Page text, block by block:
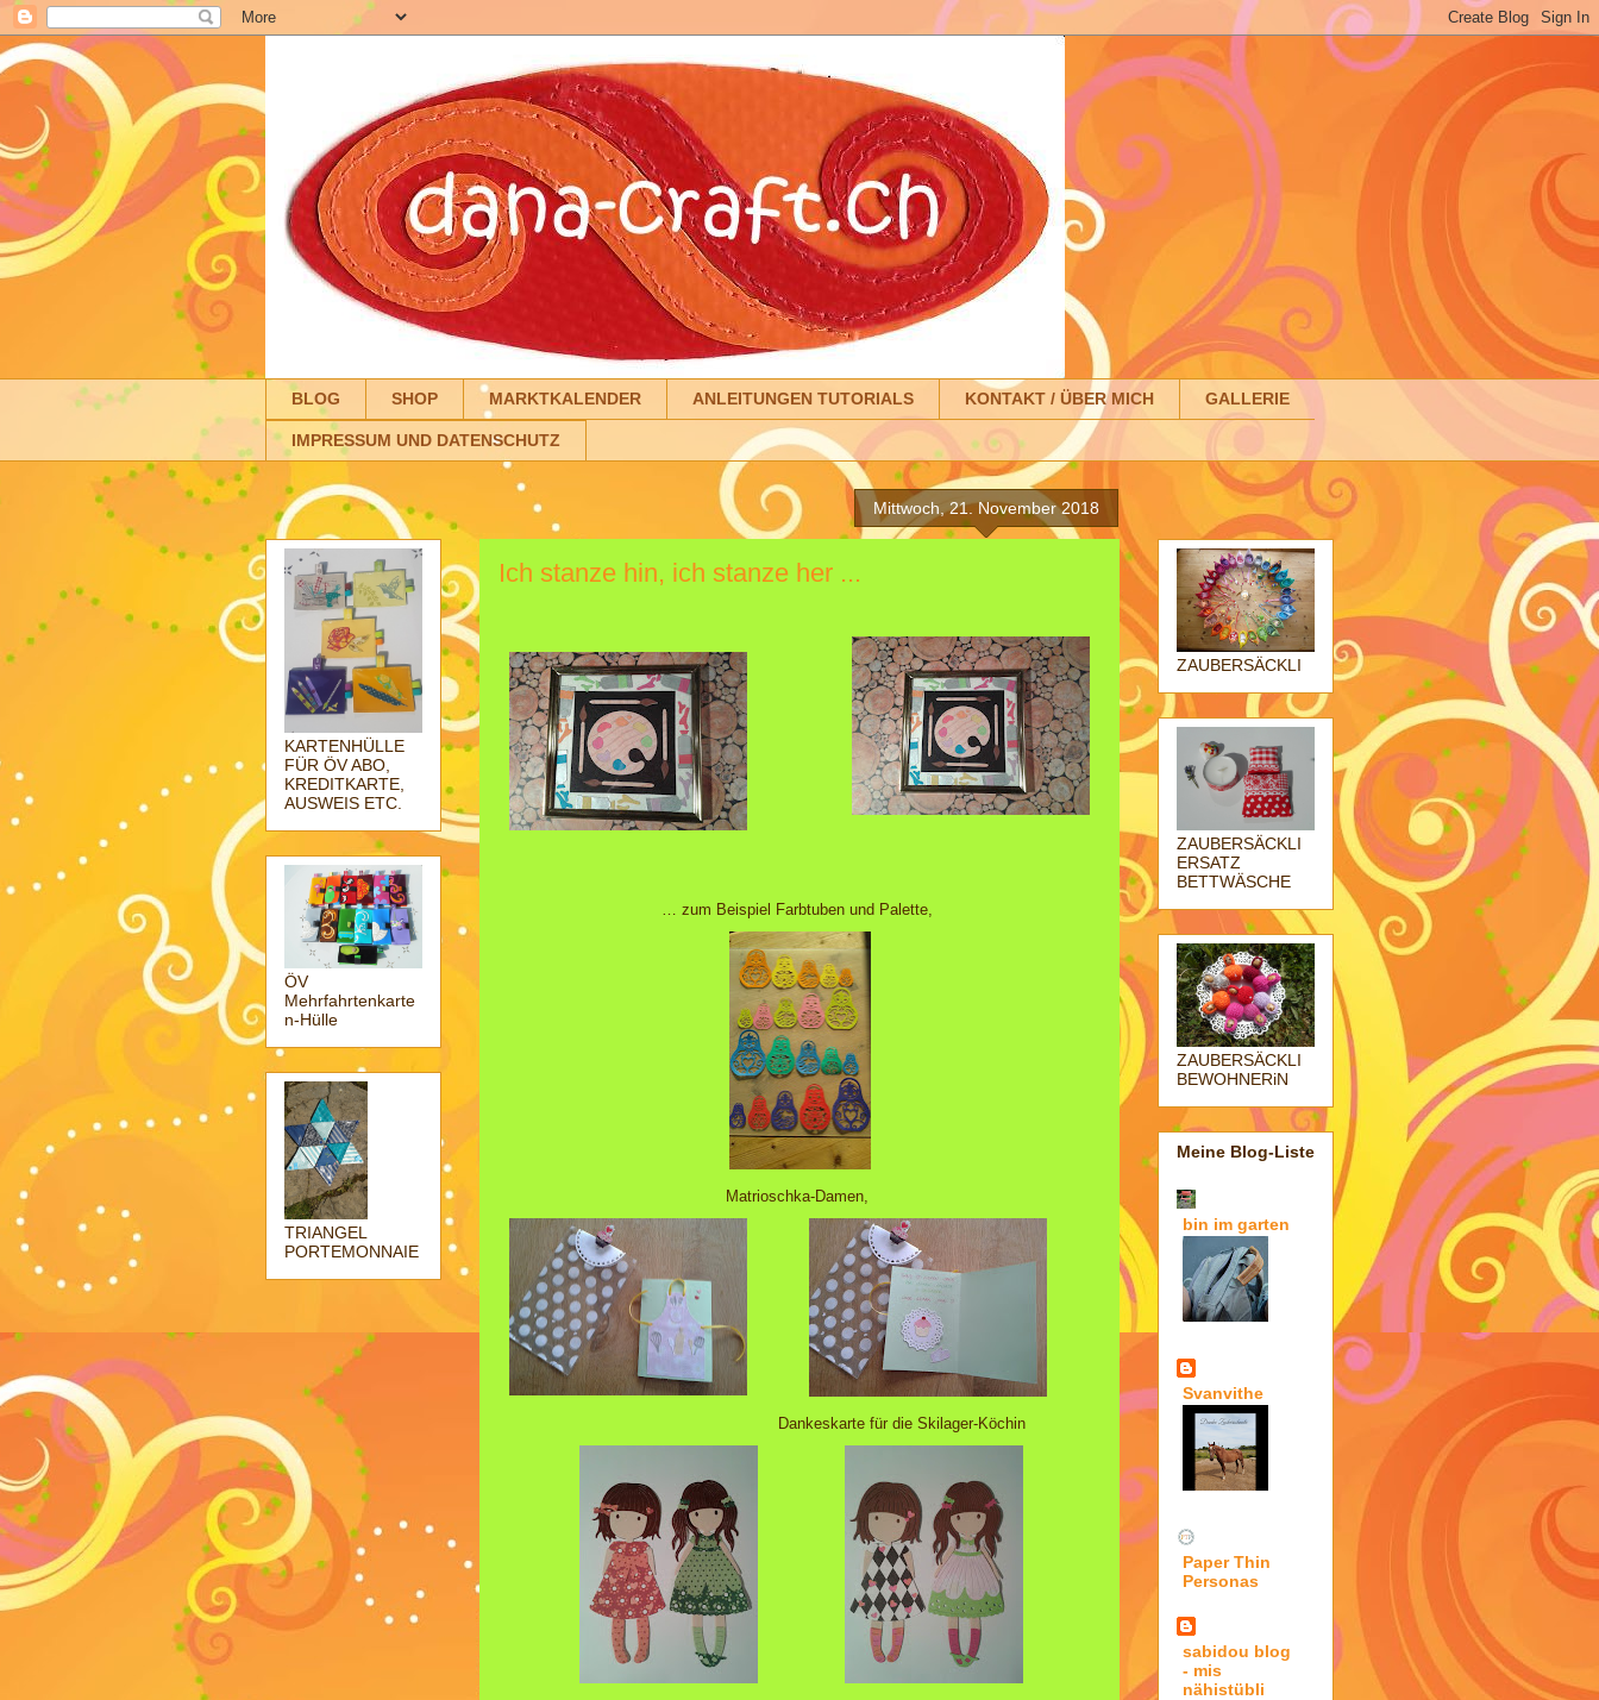
BLOG SHOP MARKTKALENDER ANLEITUNGEN TUTORIALS KONTAKT / ÜBER MICH GALLERIE
IMPRESSUM UND DATENSCHUTZ
Mittwoch, 21. November 2018
Ich stanze hin, ich stanze her ...
… zum Beispiel Farbtuben und Palette,
Matrioschka-Damen,
Dankeskarte für die Skilager-Köchin
KARTENHÜLLE
FÜR ÖV ABO,
KREDITKARTE,
AUSWEIS ETC.
ÖV
Mehrfahrtenkarte
n-Hülle
TRIANGEL
PORTEMONNAIE
ZAUBERSÄCKLI
ZAUBERSÄCKLI
ERSATZ
BETTWÄSCHE
ZAUBERSÄCKLI
BEWOHNERiN
Meine Blog-Liste
bin im garten
Svanvithe
Paper Thin
Personas
sabidou blog
- mis
nähistübli